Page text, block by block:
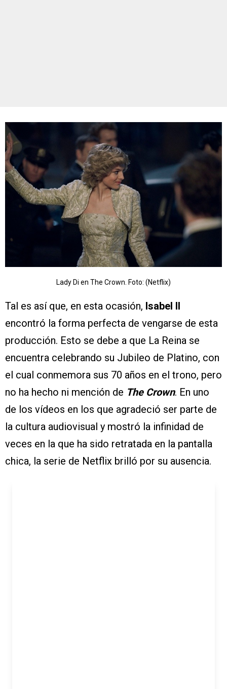
Lady Di en The Crown. Foto: (Netflix)
Tal es así que, en esta ocasión, Isabel II
encontró la forma perfecta de vengarse de esta
producción. Esto se debe a que La Reina se
encuentra celebrando su Jubileo de Platino, con
el cual conmemora sus 70 años en el trono, pero
no ha hecho ni mención de The Crown. En uno
de los vídeos en los que agradeció ser parte de
la cultura audiovisual y mostró la infinidad de
veces en la que ha sido retratada en la pantalla
chica, la serie de Netflix brilló por su ausencia.